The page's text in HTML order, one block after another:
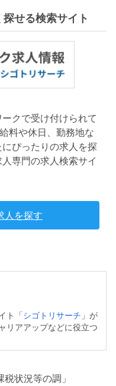
せる検索サイト
クで受け付けられて
料や休日、勤務地な
ぴったりの求人を探
専門の求人検索サイ
人を探す
ト「 シゴトリサーチ 」が
リアアップなどに役立つ
状況等の調」